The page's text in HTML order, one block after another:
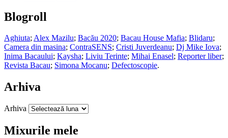
Blogroll
Aghiuta;Alex Mazilu; Bacău 2020; Bacau House Mafia; Blidaru;
Camera din masina; ContraSENS; Cristi Juverdeanu; Dj Mike Iova;
Inima Bacaului; Kaysha; Liviu Terinte; Mihai Enasel; Reporter liber;
Revista Bacau; Simona Mocanu; Defectoscopie.
Arhiva
Arhiva
Mixurile mele